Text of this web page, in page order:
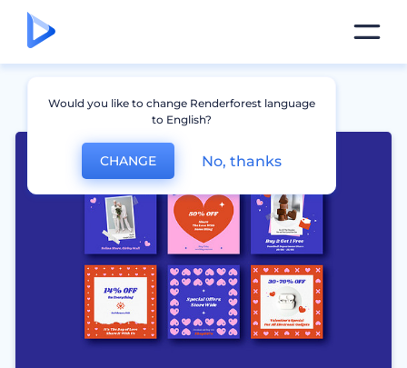
Would you like to change Renderforest language
to English?
CHANGE No, thanks